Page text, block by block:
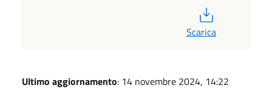
Scarica
Ultimo aggiornamento: 14 novembre 2024, 14:22